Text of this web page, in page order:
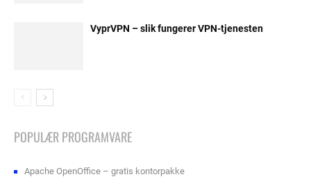
VyprVPN – slik fungerer VPN-tjenesten
POPULÆR PROGRAMVARE
Apache OpenOffice – gratis kontorpakke